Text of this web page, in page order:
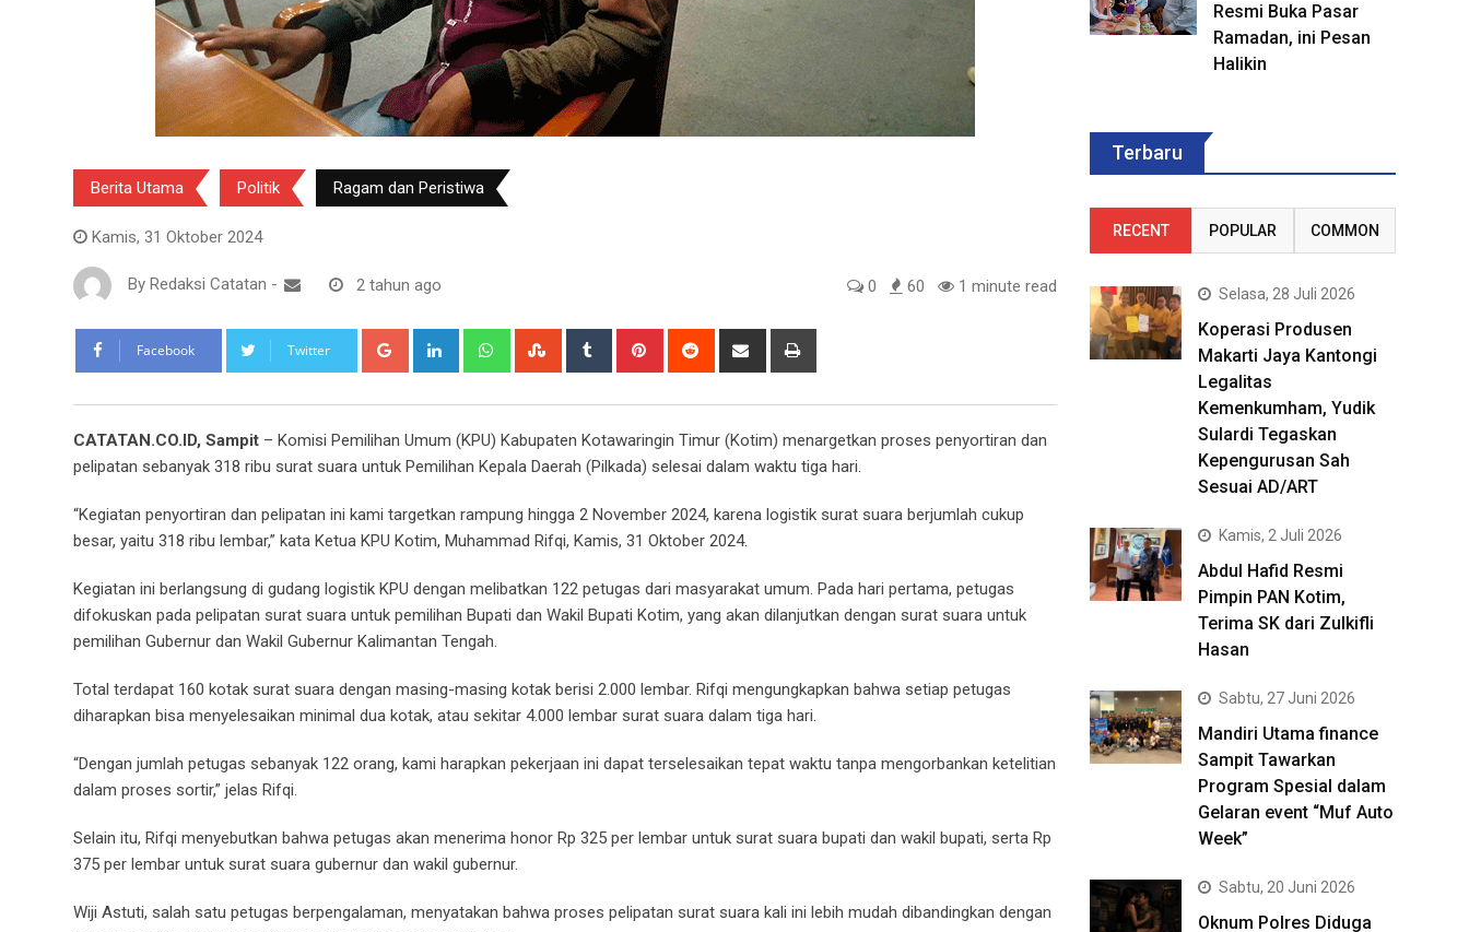
Berita Utama Politik Ragam dan Peristiwa
Kamis, 31 Oktober 2024
By Redaksi Catatan - 2 tahun ago 0 60 1 minute read
Facebook Twitter Google+ LinkedIn WhatsappStumbleUpon
Tumblr Pinterest Reddit
Share
CATATAN.CO.ID, Sampit – Komisi Pemilihan Umum (KPU) Kabupaten Kotawaringin Timur (Kotim) menargetkan proses penyortiran dan
pelipatan sebanyak 318 ribu surat suara untuk Pemilihan Kepala Daerah (Pilkada) selesai dalam waktu tiga hari.
“Kegiatan penyortiran dan pelipatan ini kami targetkan rampung hingga 2 November 2024, karena logistik surat suara berjumlah cukup
besar, yaitu 318 ribu lembar,” kata Ketua KPU Kotim, Muhammad Rifqi, Kamis, 31 Oktober 2024.
Kegiatan ini berlangsung di gudang logistik KPU dengan melibatkan 122 petugas dari masyarakat umum. Pada hari pertama, petugas
difokuskan pada pelipatan surat suara untuk pemilihan Bupati dan Wakil Bupati Kotim, yang akan dilanjutkan dengan surat suara untuk
pemilihan Gubernur dan Wakil Gubernur Kalimantan Tengah.
Total terdapat 160 kotak surat suara dengan masing-masing kotak berisi 2.000 lembar. Rifqi mengungkapkan bahwa setiap petugas
diharapkan bisa menyelesaikan minimal dua kotak, atau sekitar 4.000 lembar surat suara dalam tiga hari.
“Dengan jumlah petugas sebanyak 122 orang, kami harapkan pekerjaan ini dapat terselesaikan tepat waktu tanpa mengorbankan ketelitian
dalam proses sortir,” jelas Rifqi.
Selain itu, Rifqi menyebutkan bahwa petugas akan menerima honor Rp 325 per lembar untuk surat suara bupati dan wakil bupati, serta Rp
375 per lembar untuk surat suara gubernur dan wakil gubernur.
Wiji Astuti, salah satu petugas berpengalaman, menyatakan bahwa proses pelipatan surat suara kali ini lebih mudah dibandingkan dengan
Resmi Buka Pasar
Ramadan, ini Pesan
Halikin
Terbaru
RECENT POPULAR COMMON
Selasa, 28 Juli 2026
Koperasi Produsen
Makarti Jaya Kantongi
Legalitas
Kemenkumham, Yudik
Sulardi Tegaskan
Kepengurusan Sah
Sesuai AD/ART
Kamis, 2 Juli 2026
Abdul Hafid Resmi
Pimpin PAN Kotim,
Terima SK dari Zulkifli
Hasan
Sabtu, 27 Juni 2026
Mandiri Utama finance
Sampit Tawarkan
Program Spesial dalam
Gelaran event “Muf Auto
Week”
Sabtu, 20 Juni 2026
Oknum Polres Diduga